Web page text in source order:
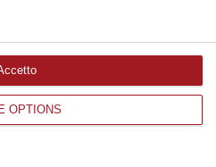
OPTIONS
giornalistica di News&Com S.r.l